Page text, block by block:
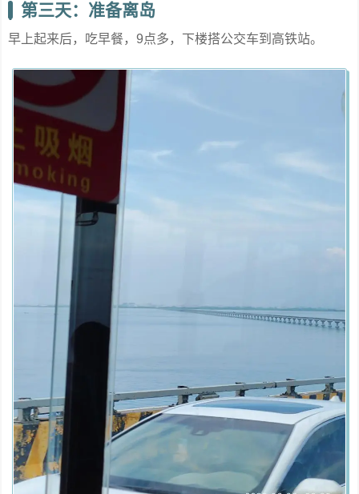
第三天：准备离岛
早上起来后，吃早餐，9点多，下楼搭公交车到高铁站。